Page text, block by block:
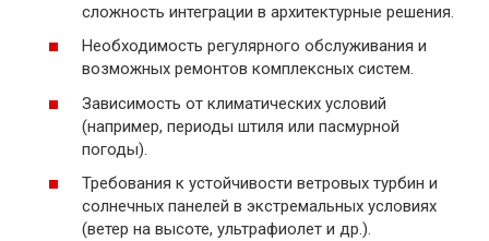
сложность интеграции в архитектурные решения.
Необходимость регулярного обслуживания и
возможных ремонтов комплексных систем.
Зависимость от климатических условий
(например, периоды штиля или пасмурной
погоды).
Требования к устойчивости ветровых турбин и
солнечных панелей в экстремальных условиях
(ветер на высоте, ультрафиолет и др.).